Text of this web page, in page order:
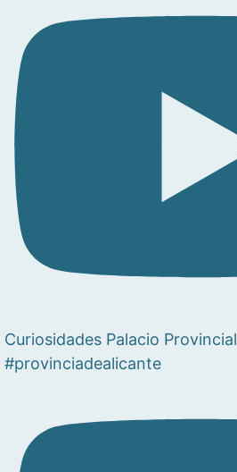
Curiosidades Palacio Provincial
#provinciadealicante